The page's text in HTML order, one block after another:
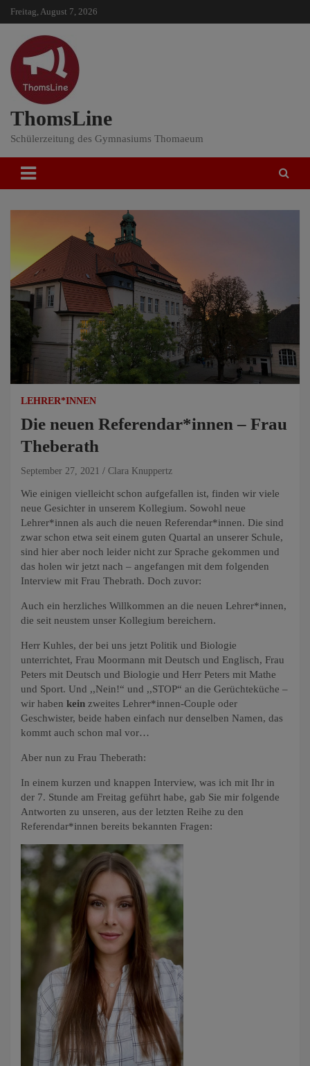
SkipFreitag, August 7, 2026
ThomsLine
Schülerzeitung des Gymnasiums Thomaeum
LEHRER*INNEN
Die neuen Referendar*innen – Frau
Theberath
September 27, 2021 Clara Knuppertz
Wie einigen vielleicht schon aufgefallen ist, finden wir viele
neue Gesichter in unserem Kollegium. Sowohl neue
Lehrer*innen als auch die neuen Referendar*innen. Die sind
zwar schon etwa seit einem guten Quartal an unserer Schule,
sind hier aber noch leider nicht zur Sprache gekommen und
das holen wir jetzt nach – angefangen mit dem folgenden
Interview mit Frau Thebrath. Doch zuvor:
Auch ein herzliches Willkommen an die neuen Lehrer*innen,
die seit neustem unser Kollegium bereichern.
Herr Kuhles, der bei uns jetzt Politik und Biologie
unterrichtet, Frau Moormann mit Deutsch und Englisch, Frau
Peters mit Deutsch und Biologie und Herr Peters mit Mathe
und Sport. Und ,,Nein!“ und ,,STOP“ an die Gerüchteküche –
wir haben kein zweites Lehrer*innen-Couple oder
Geschwister, beide haben einfach nur denselben Namen, das
kommt auch schon mal vor…
Aber nun zu Frau Theberath:
In einem kurzen und knappen Interview, was ich mit Ihr in
der 7. Stunde am Freitag geführt habe, gab Sie mir folgende
Antworten zu unseren, aus der letzten Reihe zu den
Referendar*innen bereits bekannten Fragen: